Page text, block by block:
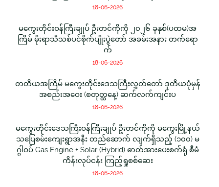
18-06-2026
မကွေးတိုင်းဝန်ကြီးချုပ် ဦးတင်ကိုကို ၂၀၂၆ ခုနှစ်(ပထမ)အ
ကြိမ် မိုးရာသီသစ်ပင်စိုက်ပျိုးပွဲတော် အခမ်းအနား တက်ရော
က်
18-06-2026
တတိယအကြိမ် မကွေးတိုင်းဒေသကြီးလွှတ်တော် ဒုတိယပုံမှန်
အစည်းအဝေး (စတုတ္ထနေ့) ဆက်လက်ကျင်းပ
18-06-2026
မကွေးတိုင်းဒေသကြီးဝန်ကြီးချုပ် ဦးတင်ကိုကို မကွေးမြို့နယ်
သပြေစမ်းကျေးရွာအနီး တည်ဆောက် လျက်ရှိသည့် (၁၀၀) မ
ဂ္ဂါဝပ် Gas Engine + Solar (Hybrid) ဓာတ်အားပေးစက်ရုံ စီမံ
ကိန်းလုပ်ငန်း ကြည့်ရှုစစ်ဆေး
18-06-2026